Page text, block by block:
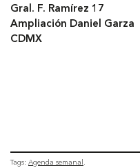
Gral. F. Ramírez 17
Ampliación Daniel Garza
CDMX
Tags: Agenda semanal